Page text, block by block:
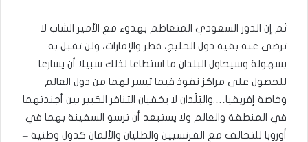
ثم إن الدور السعودي المتعاظم بهدوء مع الأمير الشاب لا
ترضى عنه بقية دول الخليج، قطر والإمارات، ولن تقبل به
بسهولة وسيحاول البلدان ما استطاعا لذلك سبيلا أن يسارعا
للحصول على مراكز نفوذ فيما تيسر لهما من دول العالم
وخاصة إفريقيا….والبَلَدان لا يخفيان التنافر الكبير بين أجندتهما
في المنطقة والعالم ولا يستبعد أن ترسو السفينة بهما في
أوروبا للتحالف مع الفرنسيين والطليان والألمان كدول وطنية –